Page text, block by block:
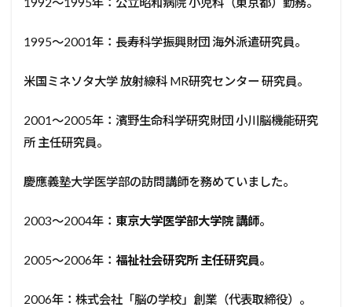
1995〜2001年：長寿科学振興財団 海外派遣研究員。
米国ミネソタ大学 放射線科 MR研究センター 研究員。
2001〜2005年：濱野生命科学研究財団 小川脳機能研究
所 主任研究員。
慶應義塾大学医学部の訪問講師を務めていました。
2003〜2004年： 東京大学医学部大学院 講師。
2005〜2006年： 福祉社会研究所 主任研究員。
2006年：株式会社「脳の学校」創業（代表取締役）。